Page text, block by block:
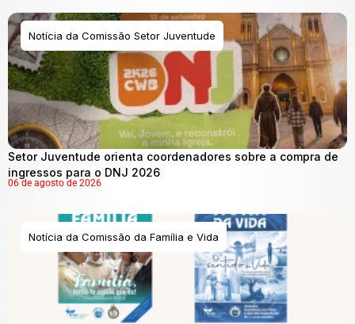
Notícia da Comissão Setor Juventude
Setor Juventude orienta coordenadores sobre a compra de
ingressos para o DNJ 2026
06 de agosto de 2026
Notícia da Comissão da Família e Vida